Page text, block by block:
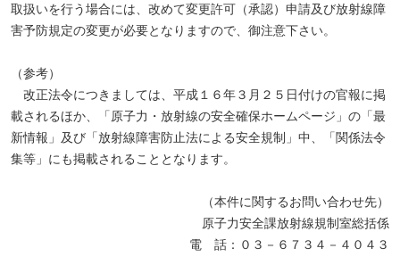
取扱いを行う場合には、改めて変更許可（承認）申請及び放射線障
害予防規定の変更が必要となりますので、御注意下さい。
（参考）
改正法令につきましては、平成１６年３月２５日付けの官報に掲
載されるほか、「原子力・放射線の安全確保ホームページ」の「最
新情報」及び「放射線障害防止法による安全規制」中、「関係法令
集等」にも掲載されることとなります。
（本件に関するお問い合わせ先）
原子力安全課放射線規制室総括係
電 話：０３－６７３４－４０４３